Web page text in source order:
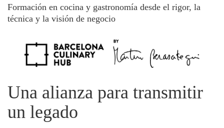
Tarjetas regalo
Otros restaurantes
Libros
Otras colaboraciones
Trabaja con nosotros
Formación en cocina y gastronomía desde el rigor, la
técnica y la visión de negocio
Una alianza para transmitir
un legado